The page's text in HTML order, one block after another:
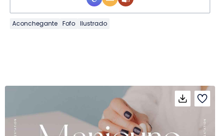
Aconchegante Fofo Ilustrado